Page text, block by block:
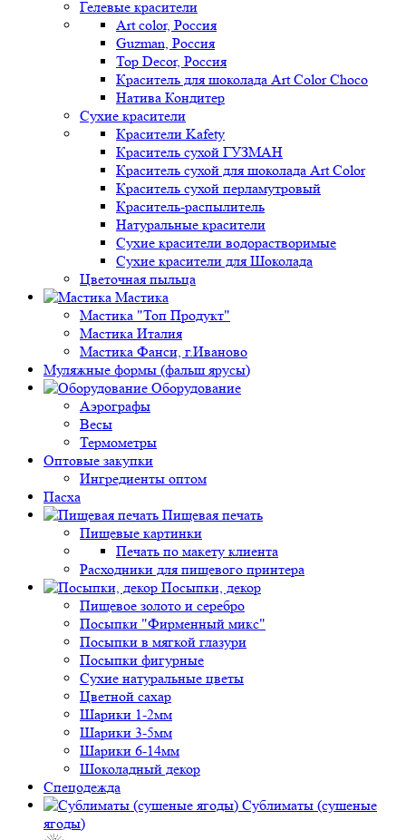
Гелевые красители
Art color, Россия
Guzman, Россия
Top Decor, Россия
Краситель для шоколада Art Color Choco
Натива Кондитер
Сухие красители
Красители Kafety
Краситель сухой ГУЗМАН
Краситель сухой для шоколада Art Color
Краситель сухой перламутровый
Краситель-распылитель
Натуральные красители
Сухие красители водорастворимые
Сухие красители для Шоколада
Цветочная пыльца
Мастика
Мастика "Топ Продукт"
Мастика Италия
Мастика Фанси, г.Иваново
Муляжные формы (фальш ярусы)
Оборудование
Аэрографы
Весы
Термометры
Оптовые закупки
Ингредиенты оптом
Пасха
Пищевая печать
Пищевые картинки
Печать по макету клиента
Расходники для пищевого принтера
Посыпки, декор
Пищевое золото и серебро
Посыпки "Фирменный микс"
Посыпки в мягкой глазури
Посыпки фигурные
Сухие натуральные цветы
Цветной сахар
Шарики 1-2мм
Шарики 3-5мм
Шарики 6-14мм
Шоколадный декор
Спецодежда
Сублиматы (сушеные
ягоды)